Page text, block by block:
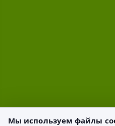
Мы используем файлы